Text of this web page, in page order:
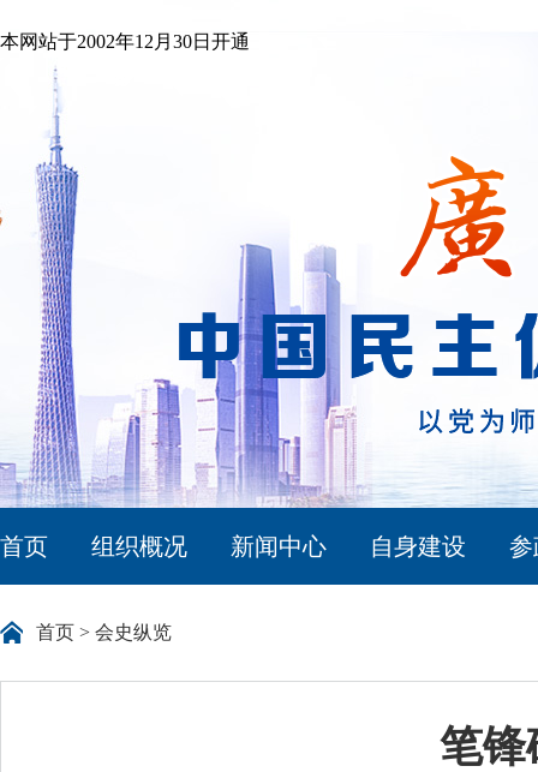
本网站于2002年12月30日开通
首页 组织概况 新闻中心 自身建设 参
首页 > 会史纵览
笔锋